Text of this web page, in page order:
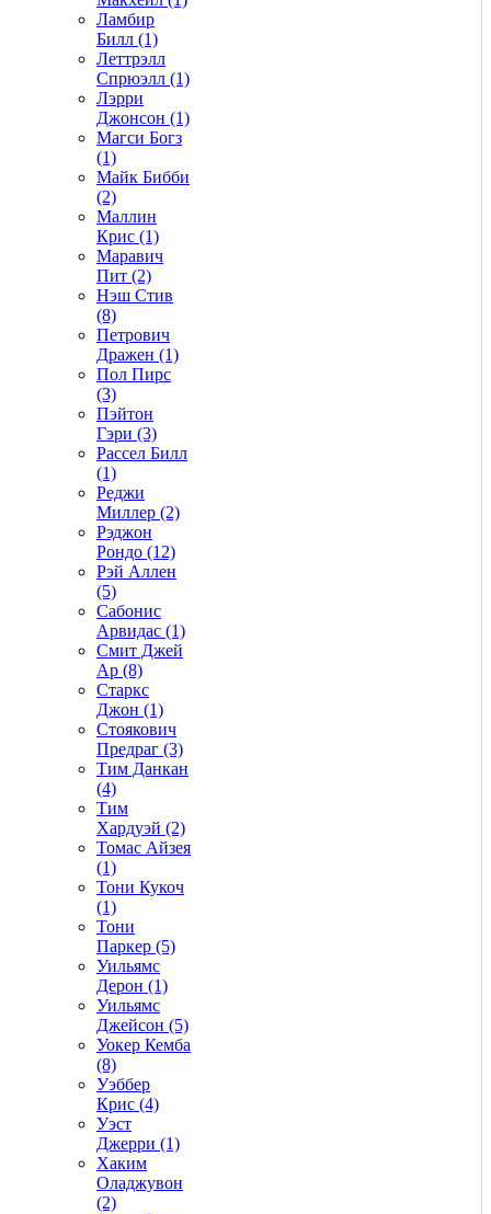
Ламбир
Билл (1)
Леттрэлл
Спрюэлл (1)
Лэрри
Джонсон (1)
Магси Богз
(1)
Майк Бибби
(2)
Маллин
Крис (1)
Маравич
Пит (2)
Нэш Стив
(8)
Петрович
Дражен (1)
Пол Пирс
(3)
Пэйтон
Гэри (3)
Рассел Билл
(1)
Реджи
Миллер (2)
Рэджон
Рондо (12)
Рэй Аллен
(5)
Сабонис
Арвидас (1)
Смит Джей
Ар (8)
Старкс
Джон (1)
Стоякович
Предраг (3)
Тим Данкан
(4)
Тим
Хардуэй (2)
Томас Айзея
(1)
Тони Кукоч
(1)
Тони
Паркер (5)
Уильямс
Дерон (1)
Уильямс
Джейсон (5)
Уокер Кемба
(8)
Уэббер
Крис (4)
Уэст
Джерри (1)
Хаким
Оладжувон
(2)